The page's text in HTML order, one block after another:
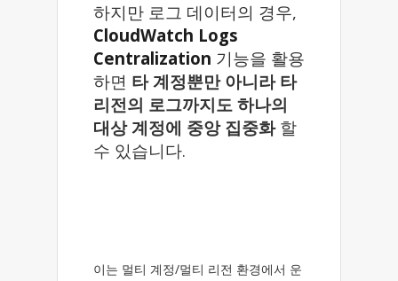
하지만 로그 데이터의 경우,
CloudWatch Logs
Centralization 기능을 활용
하면 타 계정뿐만 아니라 타
리전의 로그까지도 하나의
대상 계정에 중앙 집중화 할
수 있습니다.
이는 멀티 계정/멀티 리전 환경에서 운